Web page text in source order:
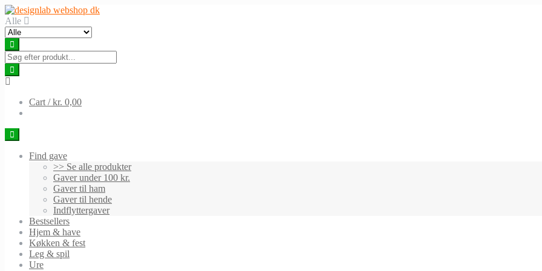
Skip
to
navigation
Skip
to
content
Alle
Cart /kr. 0,00
Find gave
>> Se alle produkter
Gaver under 100 kr.
Gaver til ham
Gaver til hende
Indflyttergaver
Bestsellers
Hjem & have
Køkken & fest
Leg & spil
Ure